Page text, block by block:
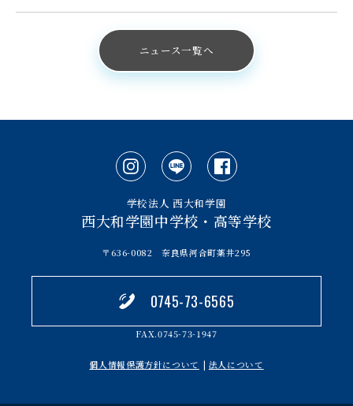
ニュース一覧へ
学校法人 西大和学園
西大和学園中学校・高等学校
〒636-0082 奈良県河合町薬井295
0745-73-6565
FAX.0745-73-1947
個人情報保護方針について | 法人について